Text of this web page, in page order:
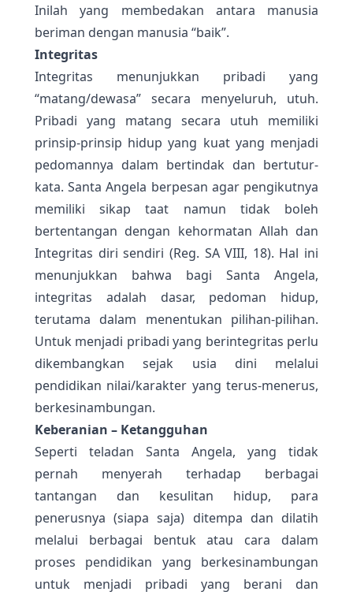
Inilah yang membedakan antara manusia
beriman dengan manusia “baik”.
Integritas
Integritas menunjukkan pribadi yang
“matang/dewasa” secara menyeluruh, utuh.
Pribadi yang matang secara utuh memiliki
prinsip-prinsip hidup yang kuat yang menjadi
pedomannya dalam bertindak dan bertutur-
kata. Santa Angela berpesan agar pengikutnya
memiliki sikap taat namun tidak boleh
bertentangan dengan kehormatan Allah dan
Integritas diri sendiri (Reg. SA VIII, 18). Hal ini
menunjukkan bahwa bagi Santa Angela,
integritas adalah dasar, pedoman hidup,
terutama dalam menentukan pilihan-pilihan.
Untuk menjadi pribadi yang berintegritas perlu
dikembangkan sejak usia dini melalui
pendidikan nilai/karakter yang terus-menerus,
berkesinambungan.
Keberanian – Ketangguhan
Seperti teladan Santa Angela, yang tidak
pernah menyerah terhadap berbagai
tantangan dan kesulitan hidup, para
penerusnya (siapa saja) ditempa dan dilatih
melalui berbagai bentuk atau cara dalam
proses pendidikan yang berkesinambungan
untuk menjadi pribadi yang berani dan